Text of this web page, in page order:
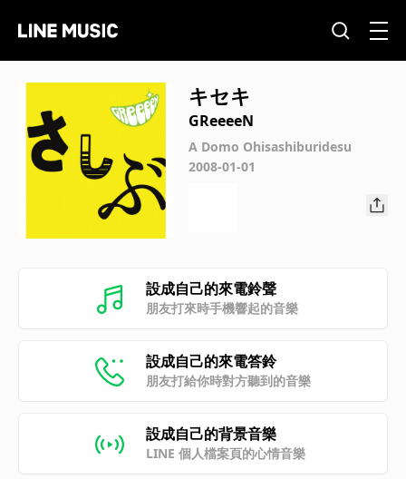
キセキ
GReeeeN
A Domo Ohisashiburidesu
2008-01-01
設成自己的來電鈴聲
朋友打來時手機響起的音樂
設成自己的來電答鈴
朋友打給你時對方聽到的音樂
設成自己的背景音樂
LINE 個人檔案頁的心情音樂